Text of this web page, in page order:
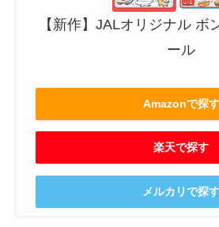
【新作】JALオリジナル ボ
ール
Amazonで探す
楽天で探す
メルカリで探す